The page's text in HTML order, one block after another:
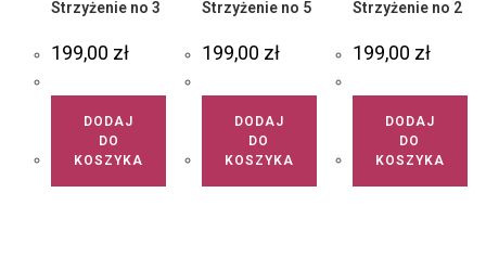
Strzyżenie no 3
199,00 zł
DODAJ
DO
KOSZYKA
Strzyżenie no 5
199,00 zł
DODAJ
DO
KOSZYKA
Strzyżenie no 2
199,00 zł
DODAJ
DO
KOSZYKA